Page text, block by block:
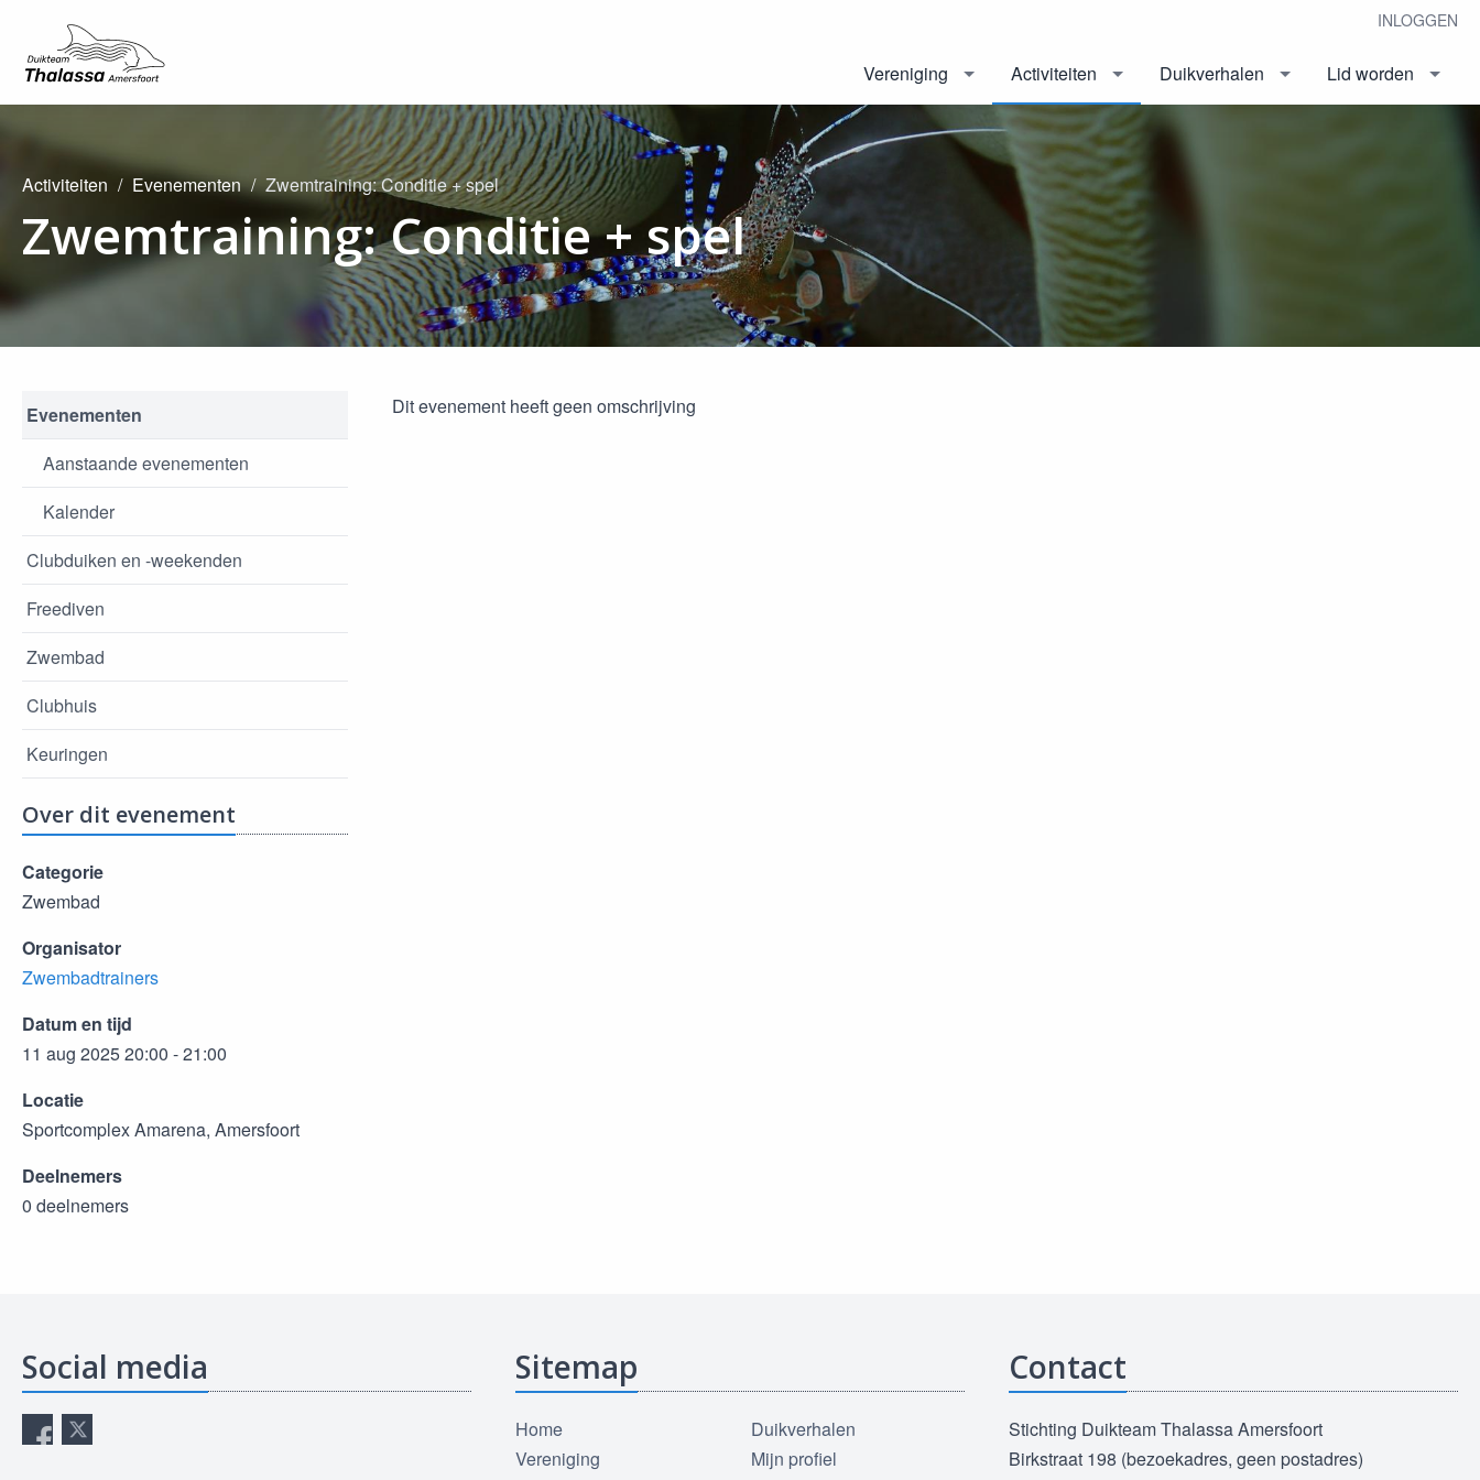
INLOGGEN
Vereniging Activiteiten Duikverhalen Lid worden
Activiteiten Evenementen Zwemtraining: Conditie + spel
Zwemtraining: Conditie + spel
Evenementen
Aanstaande evenementen
Kalender
Clubduiken en -weekenden
Freediven
Zwembad
Clubhuis
Keuringen
Over dit evenement
Categorie
Zwembad
Organisator
Zwembadtrainers
Datum en tijd
11 aug 2025 20:00 - 21:00
Locatie
Sportcomplex Amarena, Amersfoort
Deelnemers
0 deelnemers
Dit evenement heeft geen omschrijving
Social media Sitemap
Home
Vereniging
Duikverhalen
Mijn profiel
Contact
Stichting Duikteam Thalassa Amersfoort
Birkstraat 198 (bezoekadres, geen postadres)